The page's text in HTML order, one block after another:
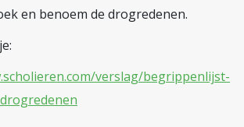
en benoem de drogredenen.
verslag/begrippenlijst-